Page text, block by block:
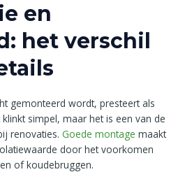
en
het verschil
gemonteerd wordt, presteert als
simpel, maar het is een van de
renovaties. Goede montage maakt
door het voorkomen
of koudebruggen.